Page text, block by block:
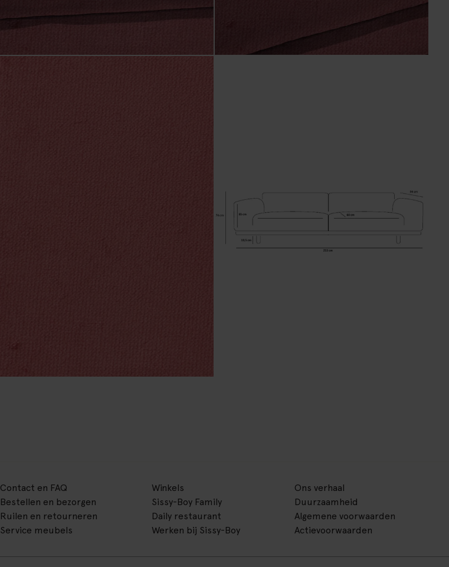
Contact en FAQ
Bestellen en bezorgen
Ruilen en retourneren
Service meubels
Winkels
Sissy-Boy Family
Daily restaurant
Werken bij Sissy-Boy
Ons verhaal
Duurzaamheid
Algemene voorwaarden
Actievoorwaarden